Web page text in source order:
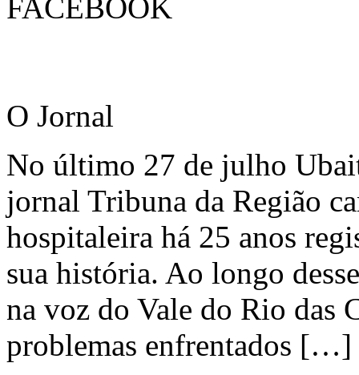
FACEBOOK
O Jornal
No último 27 de julho
jornal Tribuna da Região
hospitaleira há 25 anos
sua história. Ao longo
na voz do Vale do Rio das
problemas enfrentados […]